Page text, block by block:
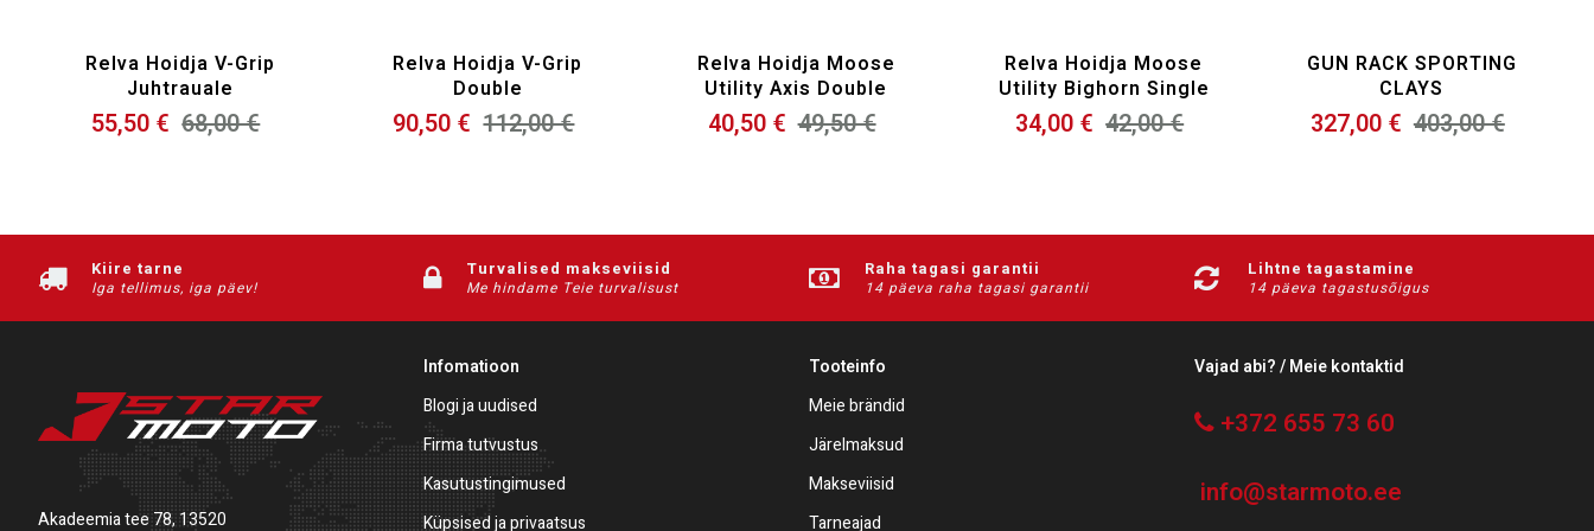
Relva Hoidja V-Grip
Juhtrauale
55,50 € 68,00 €
Relva Hoidja V-Grip
Double
90,50 € 112,00 €
Relva Hoidja Moose
Utility Axis Double
40,50 € 49,50 €
Relva Hoidja Moose
Utility Bighorn Single
34,00 € 42,00 €
GUN RACK SPORTING
CLAYS
327,00 € 403,00 €
Kiire tarne
Iga tellimus, iga päev!
Turvalised makseviisid
Me hindame Teie turvalisust
Raha tagasi garantii
14 päeva raha tagasi garantii
Lihtne tagastamine
14 päeva tagastusõigus
Akadeemia tee 78, 13520
Infomatioon
Blogi ja uudised
Firma tutvustus
Kasutustingimused
Küpsised ja privaatsus
Tooteinfo
Meie brändid
Järelmaksud
Makseviisid
Tarneajad
Vajad abi? / Meie kontaktid
+372 655 73 60
info@starmoto.ee